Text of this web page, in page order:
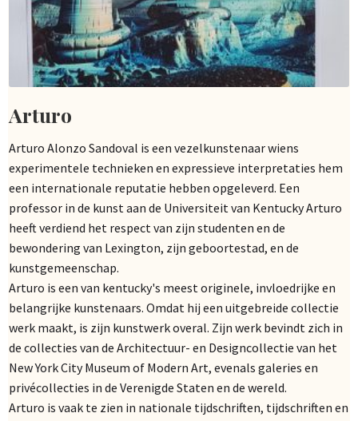
Arturo
Arturo Alonzo Sandoval is een vezelkunstenaar wiens
experimentele technieken en expressieve interpretaties hem
een internationale reputatie hebben opgeleverd. Een
professor in de kunst aan de Universiteit van Kentucky Arturo
heeft verdiend het respect van zijn studenten en de
bewondering van Lexington, zijn geboortestad, en de
kunstgemeenschap.
Arturo is een van kentucky's meest originele, invloedrijke en
belangrijke kunstenaars. Omdat hij een uitgebreide collectie
werk maakt, is zijn kunstwerk overal. Zijn werk bevindt zich in
de collecties van de Architectuur- en Designcollectie van het
New York City Museum of Modern Art, evenals galeries en
privécollecties in de Verenigde Staten en de wereld.
Arturo is vaak te zien in nationale tijdschriften, tijdschriften en